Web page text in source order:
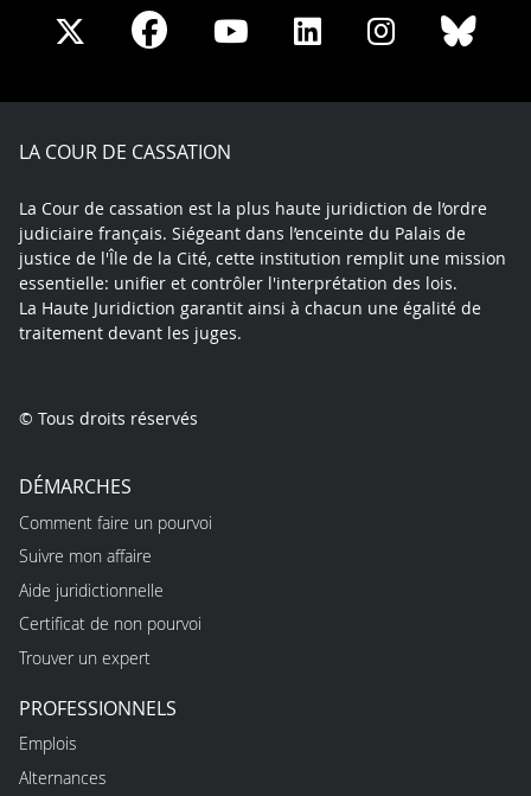
Share
X
Share
Facebook
Share
Youtube
Share
LinkedIn
Share
Instagram
LA COUR DE CASSATION
La Cour de cassation est la plus haute juridiction de l’ordre
judiciaire français. Siégeant dans l’enceinte du Palais de
justice de l'Île de la Cité, cette institution remplit une mission
essentielle: unifier et contrôler l'interprétation des lois.
La Haute Juridiction garantit ainsi à chacun une égalité de
traitement devant les juges.
© Tous droits réservés
DÉMARCHES
Comment faire un pourvoi
Suivre mon affaire
Aide juridictionnelle
Certificat de non pourvoi
Trouver un expert
PROFESSIONNELS
Emplois
Alternances